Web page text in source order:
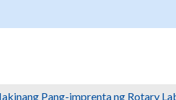
Pang-imprenta ng Rotary